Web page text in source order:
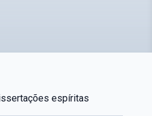
espíritas